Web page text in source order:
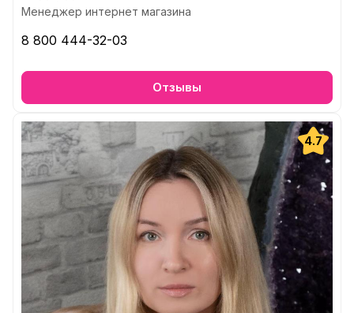
Менеджер интернет магазина
8 800 444-32-03
Отзывы
4.7